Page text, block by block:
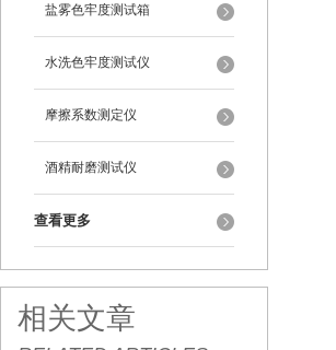
盐雾色牢度测试箱
水洗色牢度测试仪
摩擦系数测定仪
酒精耐磨测试仪
查看更多
相关文章